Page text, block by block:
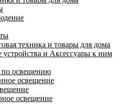
техника и товары для дома
и Аксессуары к ним
освещению
освещение
освещение